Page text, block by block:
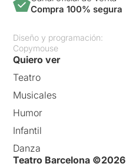
Compra 100% segura
Diseño y programación:
Copymouse
Quiero ver
Teatro
Musicales
Humor
Infantil
Danza
Teatro Barcelona ©2026